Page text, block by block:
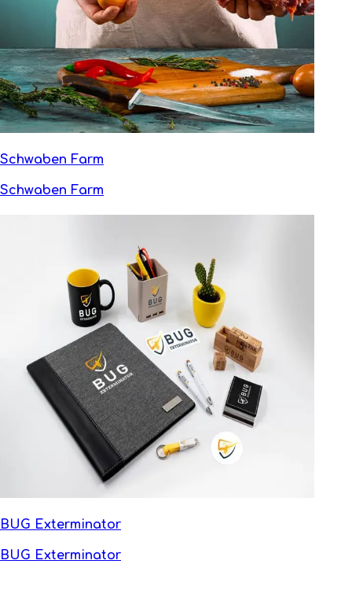
Schwaben Farm
Schwaben Farm
BUG Exterminator
BUG Exterminator